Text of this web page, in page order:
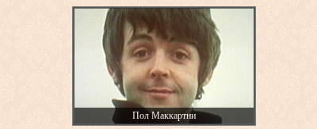
Пол Маккартни